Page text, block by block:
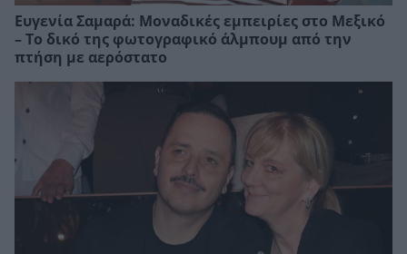
Ευγενία Σαμαρά: Μοναδικές εμπειρίες στο Μεξικό
– Το δικό της φωτογραφικό άλμπουμ από την
πτήση με αερόστατο